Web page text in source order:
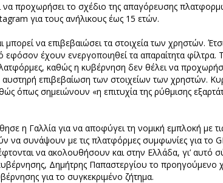
να προχωρήσει το σχέδιο της απαγόρευσης
για τους ανήλικους έως 15 ετών.
να επιβεβαιώσει τα στοιχεία των χρηστών.
εφόσον έχουν ενεργοποιηθεί τα απαραίτητα
καθώς η κυβέρνηση δεν θέλει να
επιβεβαίωση των στοιχείων των χρηστών.
όπως σημειώνουν «η επιτυχία της ρύθμισης
η Γαλλία για να αποφύγει τη νομική εμπλοκή με
να συνάψουν με τις πλατφόρμες συμφωνίες για το
να ακολουθήσουν και στην Ελλάδα, γι’ αυτό
Δημήτρης Παπαστεργίου το προηγούμενο
για το συγκεκριμένο ζήτημα.